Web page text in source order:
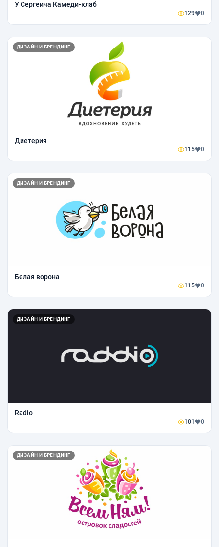
У Сергеича Камеди-клаб
129 0
ДИЗАЙН И БРЕНДИНГ
Диетерия
115 0
ДИЗАЙН И БРЕНДИНГ
Белая ворона
115 0
ДИЗАЙН И БРЕНДИНГ
Radio
101 0
ДИЗАЙН И БРЕНДИНГ